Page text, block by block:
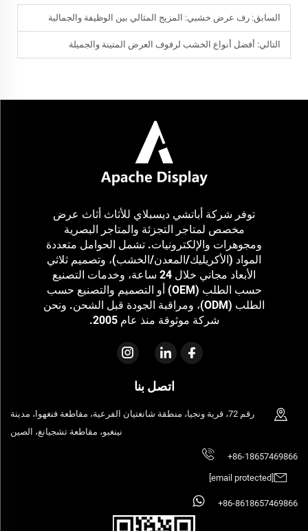
السابق: رف عرض خشبي: المزيج المثالي بين الوظيفة والجمالية
التالي: أفضل أنواع الخشب لرفوف العرض المتينة والجميلة
توفر شركة أباتشي ديسبلاي للأثاث أثاث عرض
مخصص لمتاجر التجزئة والمتاجر البصرية
ومجوهرات والإلكترونيات. تشمل الحوامل متعددة
المواد (الأكريليك/المعدن/الخشب)، وتصميم ثلاثي
الأبعاد مجاني خلال 24 ساعة، وخدمات التصنيع
حسب الطلب (OEM) أو التصميم والتصنيع حسب
الطلب (ODM)، ومراقبة الجودة قبل الشحن. ونحن
شركة موثوقة منذ عام 2005.
اتصل بنا
رقم 72، قرية ونجيا، منطقة شانغتيان الفرعية، مقاطعة فنغهوا، مدينة
نينغبو، مقاطعة تشجيانغ، الصين
+86-18657469866
+86-8618657469866